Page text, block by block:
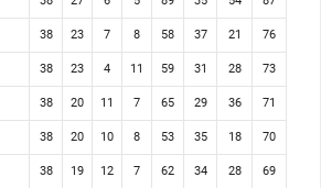
38 23 7 8 58 37 21 76
38 23 4 11 59 31 28 73
38 20 11 7 65 29 36 71
38 20 10 8 53 35 18 70
38 19 12 7 62 34 28 69